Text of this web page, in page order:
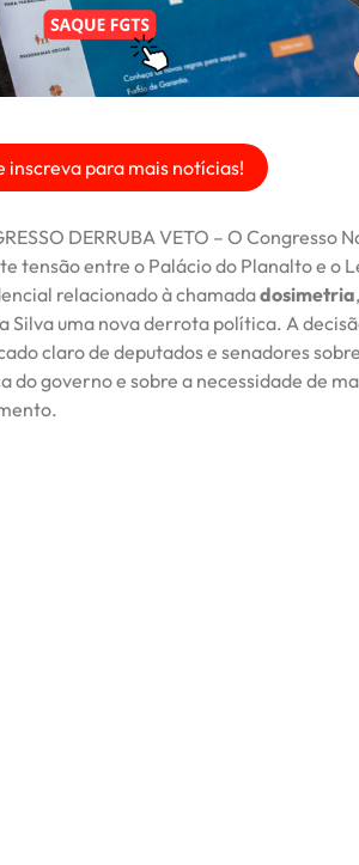
inscreva para mais notícias!
DERRUBA VETO – O
tensão entre o Palácio do Planalto e o
relacionado à chamadadosimetria
Silva uma nova derrota política. A
claro de deputados e senadores
do governo e sobre a necessidade de